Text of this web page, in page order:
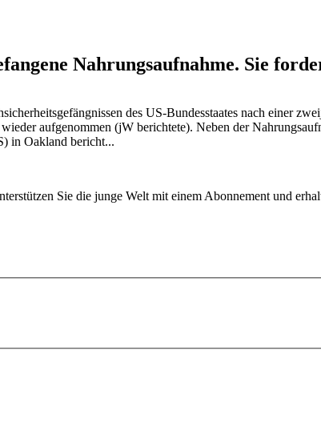
Nahrungsaufnahme. Sie
des US-Bundesstaates nach einer
aufgenommen (jW berichtete). Neben der
in Oakland bericht...
Sie die junge Welt mit einem Abonnement und